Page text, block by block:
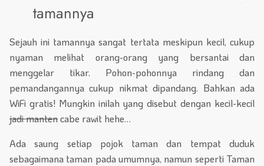
tamannya
Sejauh ini tamannya sangat tertata meskipun kecil, cukup
nyaman melihat orang-orang yang bersantai dan
menggelar tikar. Pohon-pohonnya rindang dan
pemandangannya cukup nikmat dipandang. Bahkan ada
WiFi gratis! Mungkin inilah yang disebut dengan kecil-kecil
jadi mantencabe rawit hehe…
Ada saung setiap pojok taman dan tempat duduk
sebagaimana taman pada umumnya, namun seperti Taman